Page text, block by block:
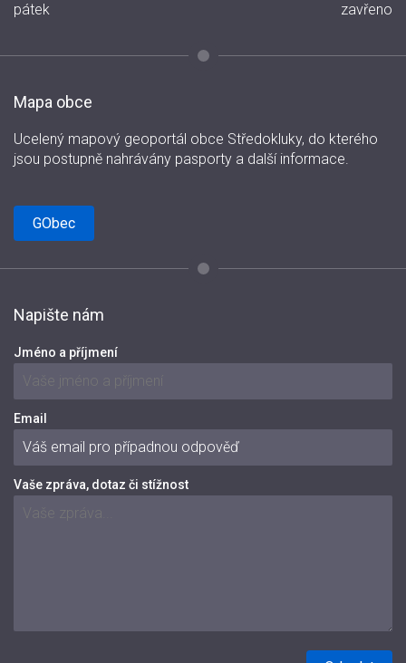
pátek
zavřeno
Mapa obce
Ucelený mapový geoportál obce Středokluky, do kterého
jsou postupně nahrávány pasporty a další informace.
GObec
Napište nám
Jméno a příjmení
Email
Vaše zpráva, dotaz či stížnost